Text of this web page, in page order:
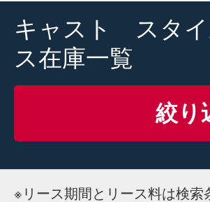
キャスト スタイ
ス在庫一覧
絞り
※ リース期間とリース料は検